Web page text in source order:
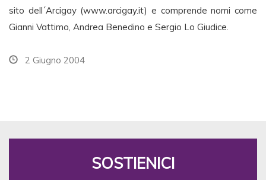
sito dell´Arcigay (www.arcigay.it) e comprende nomi come
Gianni Vattimo, Andrea Benedino e Sergio Lo Giudice.
2 Giugno 2004
SOSTIENICI